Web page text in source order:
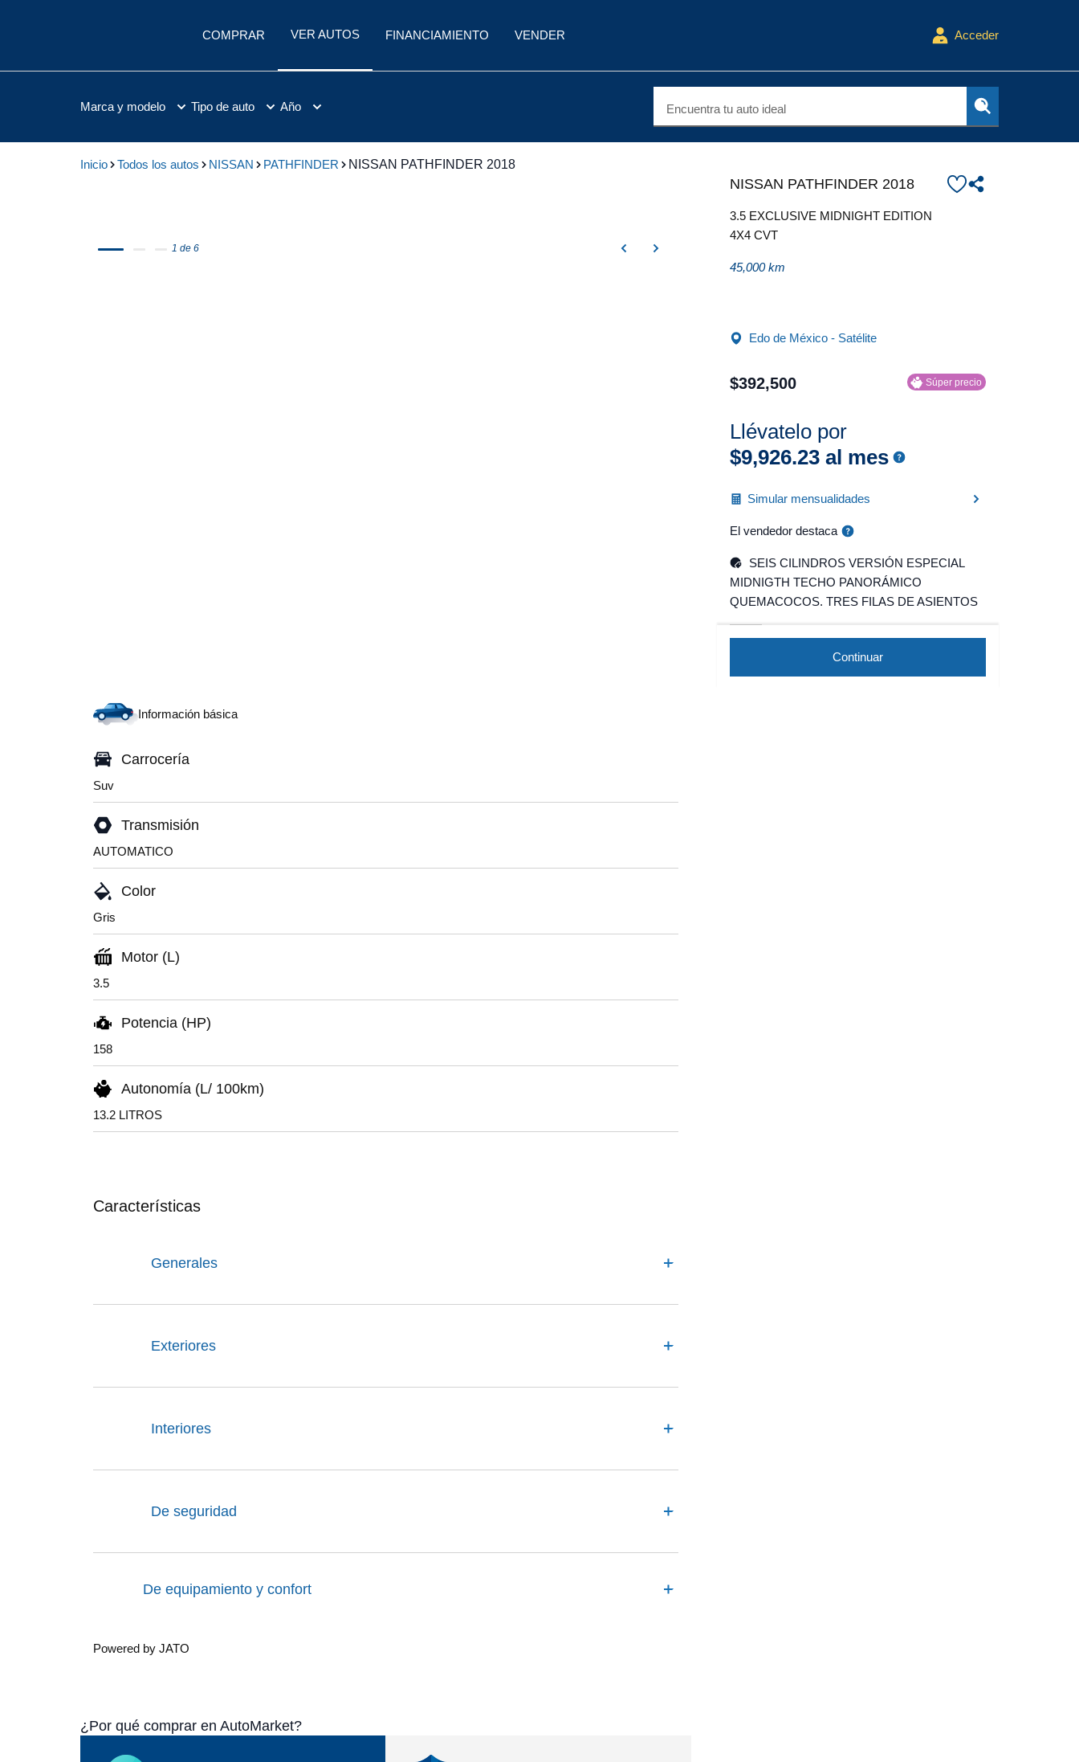
COMPRAR VER AUTOS FINANCIAMIENTO VENDER Acceder
Marca y modelo Tipo de auto Año Encuentra tu auto ideal
Inicio Todos los autos NISSAN PATHFINDER NISSAN PATHFINDER 2018
1 de 6
NISSAN PATHFINDER 2018
3.5 EXCLUSIVE MIDNIGHT EDITION
4X4 CVT
45,000 km
Edo de México - Satélite
$392,500 Súper precio
Llévatelo por
$9,926.23al mes
Simular mensualidades
El vendedor destaca
SEIS CILINDROS VERSIÓN ESPECIAL
MIDNIGTH TECHO PANORÁMICO
QUEMACOCOS. TRES FILAS DE ASIENTOS
Continuar
Información básica
Carrocería
Suv
Transmisión
AUTOMATICO
Color
Gris
Motor (L)
3.5
Potencia (HP)
158
Autonomía (L/ 100km)
13.2 LITROS
Características
Generales
Exteriores
Interiores
De seguridad
De equipamiento y confort
Powered by JATO
¿Por qué comprar en AutoMarket?